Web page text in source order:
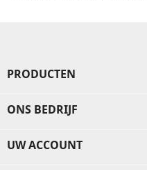
PRODUCTEN
ONS BEDRIJF
UW ACCOUNT